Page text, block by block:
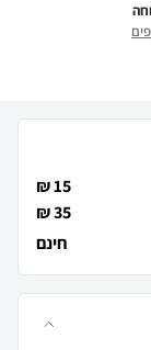
15 ₪
35 ₪
חינם